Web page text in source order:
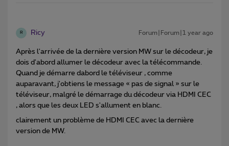
R Ricy Forum|Forum|1 year ago
Après l'arrivée de la dernière version MW sur le décodeur, je
dois d'abord allumer le décodeur avec la télécommande.
Quand je démarre dabord le téléviseur , comme
auparavant, j'obtiens le message « pas de signal » sur le
téléviseur, malgré le démarrage du décodeur via HDMI CEC
, alors que les deux LED s'allument en blanc.
clairement un problème de HDMI CEC avec la dernière
version de MW.